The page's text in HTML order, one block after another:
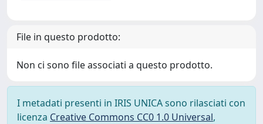
File in questo prodotto:
Non ci sono file associati a questo prodotto.
I metadati presenti in IRIS UNICA sono rilasciati con
licenza Creative Commons CC0 1.0 Universal,